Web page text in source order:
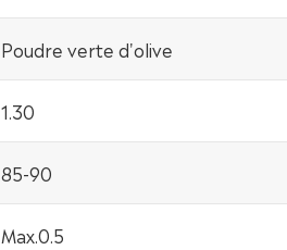
Poudre verte d'olive
1.30
85-90
Max.0.5